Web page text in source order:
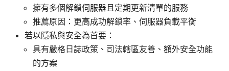
擁有多個解鎖伺服器且定期更新清單的服務
推薦原因：更高成功解鎖率、伺服器負載平衡
若以隱私與安全為首要：
具有嚴格日誌政策、司法轄區友善、額外安全功能
的方案